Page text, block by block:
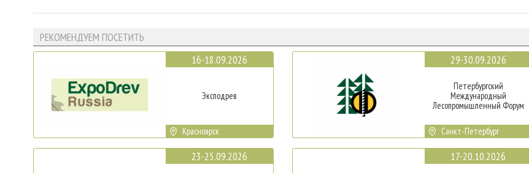
РЕКОМЕНДУЕМ ПОСЕТИТЬ
16-18.09.2026
Эксподрев
Красноярск
23-25.09.2026
29-30.09.2026
Петербургский
Международный
Лесопромышленный Форум
Санкт-Петербург
17-20.10.2026